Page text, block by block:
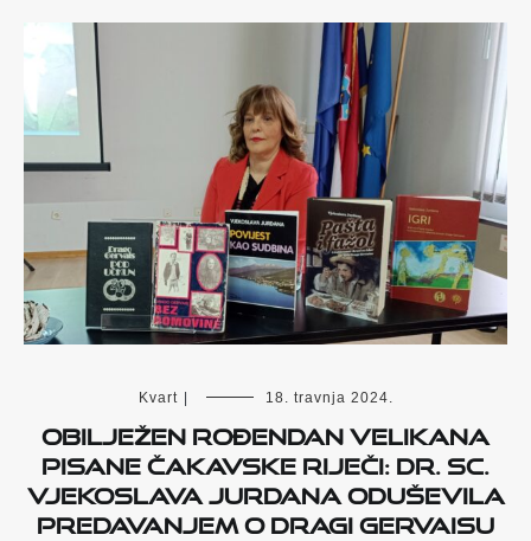
Kvart 18. travnja 2024.
Obilježen rođendan velikana
pisane čakavske riječi: dr. sc.
Vjekoslava Jurdana oduševila
predavanjem o Dragi Gervaisu